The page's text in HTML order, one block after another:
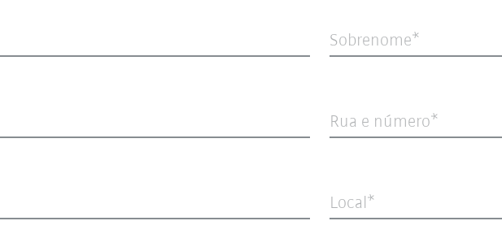
Sobrenome
Rua e número
Local